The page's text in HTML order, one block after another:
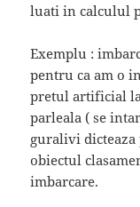
luati in calculul
Exemplu :
pentru ca am o
pretul artificial
parleala ( se
guralivi
obiectul
imbarcare.